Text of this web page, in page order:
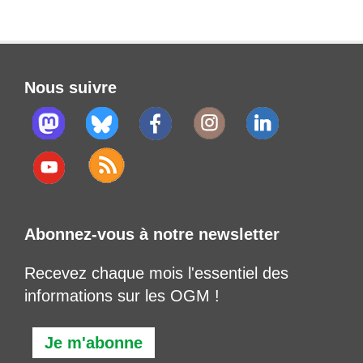
Nous suivre
Abonnez-vous à notre newsletter
Recevez chaque mois l'essentiel des
informations sur les OGM !
Je m'abonne